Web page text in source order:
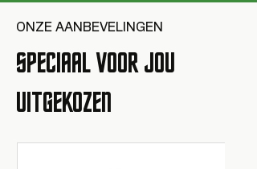
ONZE AANBEVELINGEN
SPECIAAL VOOR JOU
UITGEKOZEN